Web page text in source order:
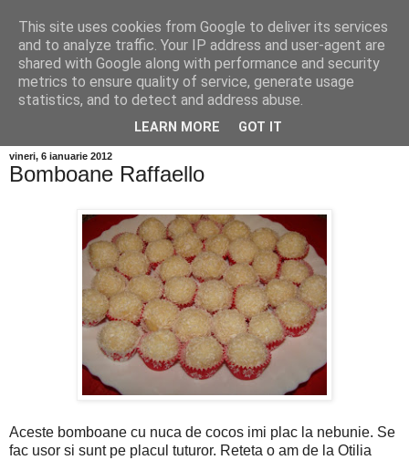
vineri, 6 ianuarie 2012
Bomboane Raffaello
Aceste bomboane cu nuca de cocos imi plac la nebunie. Se
fac usor si sunt pe placul tuturor. Reteta o am de la Otilia
This site uses cookies from Google to deliver its services
and to analyze traffic. Your IP address and user-agent are
shared with Google along with performance and security
metrics to ensure quality of service, generate usage
statistics, and to detect and address abuse.
LEARN MORE GOT IT